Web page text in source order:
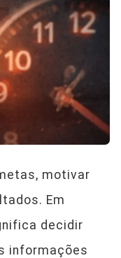
motivar
Em
decidir
informações